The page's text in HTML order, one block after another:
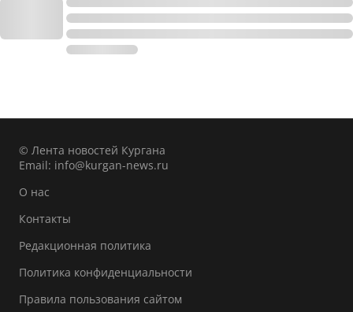
© Лента новостей Кургана
Email: info@kurgan-news.ru
О нас
Контакты
Редакционная политика
Политика конфиденциальности
Правила пользования сайтом